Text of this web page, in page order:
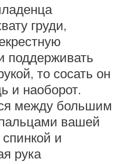
груди,
поддерживать
то сосать он
и наоборот.
между большим
вашей
и
рука